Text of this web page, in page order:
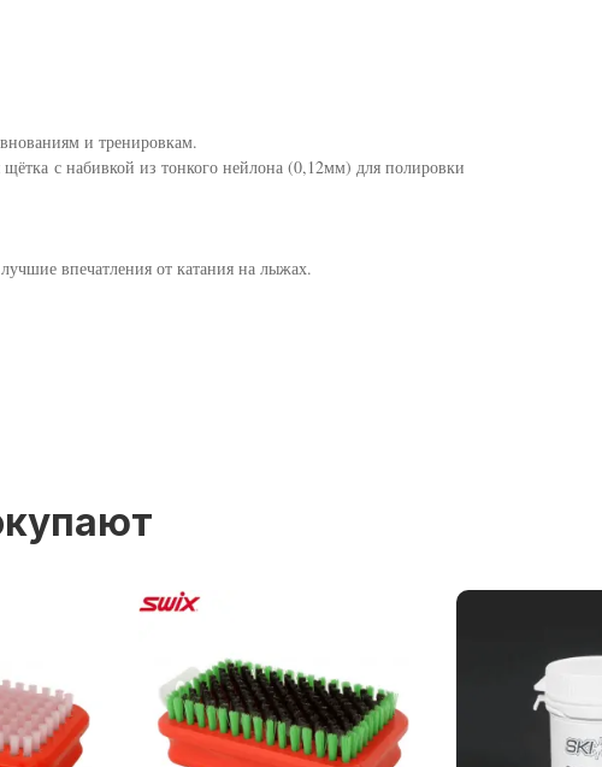
и тренировкам.
с набивкой из тонкого нейлона (0,12мм) для полировки
впечатления от катания на лыжах.